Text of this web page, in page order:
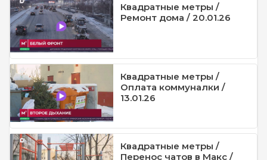
Квадратные метры /
Ремонт дома / 20.01.26
Квадратные метры /
Оплата коммуналки /
13.01.26
Квадратные метры /
Перенос чатов в Макс /